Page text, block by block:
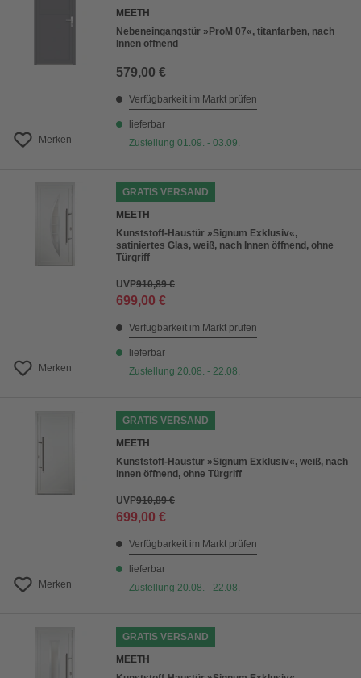
Merken
MEETH
Nebeneingangstür »ProM 07«, titanfarben, nach
Innen öffnend
579,00 €
Verfügbarkeit im Markt prüfen
lieferbar
Zustellung 01.09. - 03.09.
Merken
GRATIS VERSAND
MEETH
Kunststoff-Haustür »Signum Exklusiv«,
satiniertes Glas, weiß, nach Innen öffnend, ohne
Türgriff
UVP910,89 €
699,00 €
Verfügbarkeit im Markt prüfen
lieferbar
Zustellung 20.08. - 22.08.
Merken
GRATIS VERSAND
MEETH
Kunststoff-Haustür »Signum Exklusiv«, weiß, nach
Innen öffnend, ohne Türgriff
UVP910,89 €
699,00 €
Verfügbarkeit im Markt prüfen
lieferbar
Zustellung 20.08. - 22.08.
GRATIS VERSAND
MEETH